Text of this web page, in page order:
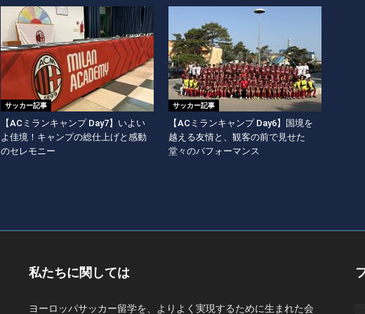
サッカー記事
【ACミランキャンプ Day7】いよい
よ佳境！キャンプの総仕上げと感動
のセレモニー
サッカー記事
【ACミランキャンプ Day6】国境を
越える友情と、観客の前で見せた
堂々のパフォーマンス
私たちに関しては
ヨーロッパサッカー留学を、よりよく実現するために生まれた会